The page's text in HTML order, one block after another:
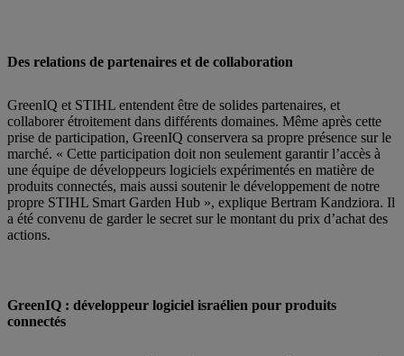
Des relations de partenaires et de collaboration
GreenIQ et STIHL entendent être de solides partenaires, et
collaborer étroitement dans différents domaines. Même après cette
prise de participation, GreenIQ conservera sa propre présence sur le
marché. « Cette participation doit non seulement garantir l’accès à
une équipe de développeurs logiciels expérimentés en matière de
produits connectés, mais aussi soutenir le développement de notre
propre STIHL Smart Garden Hub », explique Bertram Kandziora. Il
a été convenu de garder le secret sur le montant du prix d’achat des
actions.
GreenIQ : développeur logiciel israélien pour produits
connectés